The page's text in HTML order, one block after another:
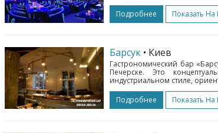
Подробнее
Показать На
Барсук • Киев
Гастрономический бар
Печерске. Это
индустриальном стиле,
Подробнее
Показать На